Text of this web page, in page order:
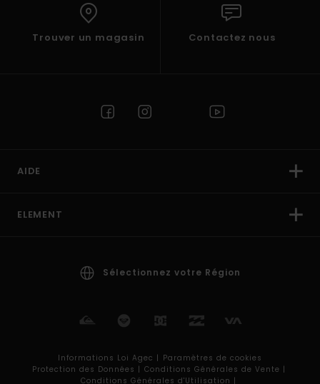
Trouver un magasin Contactez nous
AIDE
ELEMENT
Sélectionnez votre Région
Informations Loi Agec | Paramètres de cookies
Protection des Données | Conditions Générales de Vente |
Conditions Générales d'Utilisation |